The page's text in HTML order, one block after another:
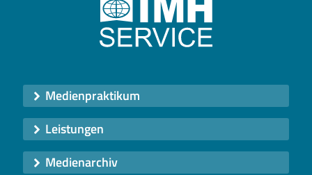
Medienpraktikum
Leistungen
Medienarchiv